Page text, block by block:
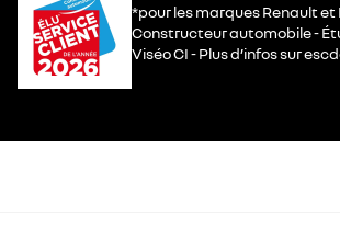
*pour les marques Renault
Constructeur automobile -
Viséo CI - Plus d’infos sur